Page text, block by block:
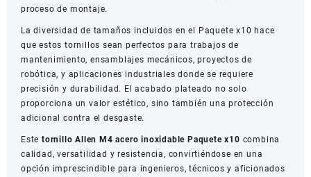
proceso de montaje.
La diversidad de tamaños incluidos en el Paquete x10 hace
que estos tornillos sean perfectos para trabajos de
mantenimiento, ensamblajes mecánicos, proyectos de
robótica, y aplicaciones industriales donde se requiere
precisión y durabilidad. El acabado plateado no solo
proporciona un valor estético, sino también una protección
adicional contra el desgaste.
Este tornillo Allen M4 acero inoxidable Paquete x10 combina
calidad, versatilidad y resistencia, convirtiéndose en una
opción imprescindible para ingenieros, técnicos y aficionados